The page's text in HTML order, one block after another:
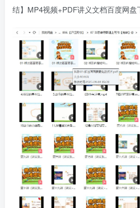
结】MP4视频+PDF讲义文档百度网盘